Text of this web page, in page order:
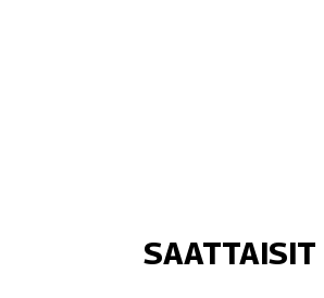
SAATTAISIT